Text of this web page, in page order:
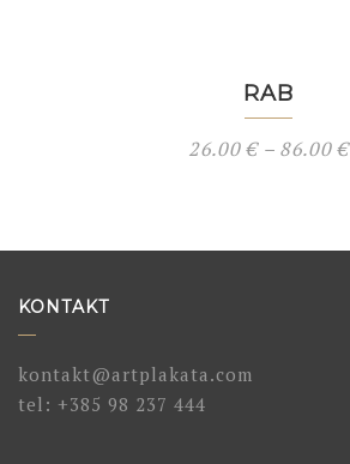
RAB
26.00€– 86.00€
KONTAKT
kontakt@artplakata.com
tel: +385 98 237 444